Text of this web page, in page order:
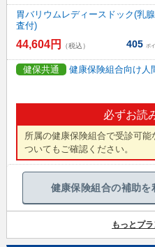
胃バリウムレディースドック(乳
査付)
44,604円 （税込） 405 ポ
健保共通 健康保険組合向け人
必ずお読
所属の健康保険組合で受診可
ついてもご確認ください。
健康保険組合の補助
もっとプ